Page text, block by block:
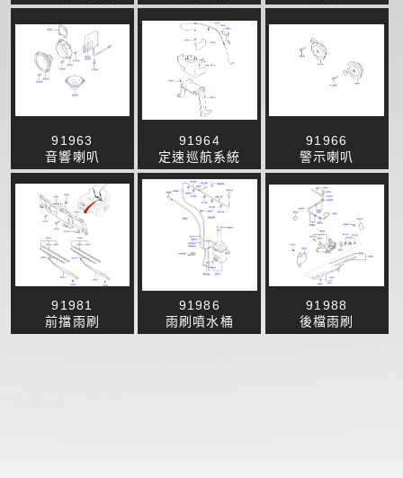
91963
音響喇叭
91964
定速巡航系統
91966
警示喇叭
91981
前擋雨刷
91986
雨刷噴水桶
91988
後檔雨刷